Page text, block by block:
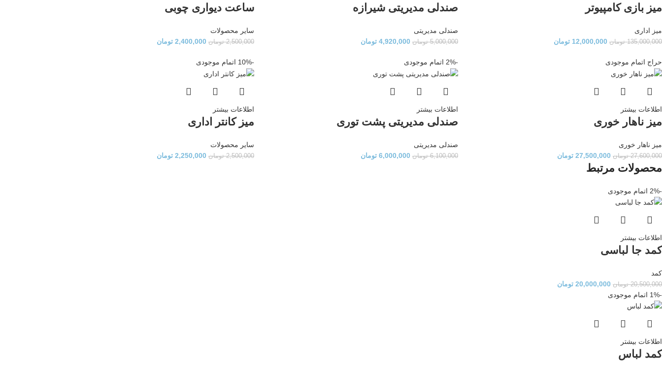
میز بازی کامپیوتر
میز اداری
135,000,000 تومان 12,000,000 تومان
صندلی مدیریتی شیرازه
صندلی مدیریتی
5,000,000 تومان 4,920,000 تومان
ساعت دیواری چوبی
سایر محصولات
2,500,000 تومان 2,400,000 تومان
حراج اتمام موجودی
اطلاعات بیشتر
میز ناهار خوری
میز ناهار خوری
27,600,000 تومان 27,500,000 تومان
-2% اتمام موجودی
اطلاعات بیشتر
صندلی مدیریتی پشت توری
صندلی مدیریتی
6,100,000 تومان 6,000,000 تومان
-10% اتمام موجودی
اطلاعات بیشتر
میز کانتر اداری
سایر محصولات
2,500,000 تومان 2,250,000 تومان
محصولات مرتبط
-2% اتمام موجودی
اطلاعات بیشتر
کمد جا لباسی
کمد
20,500,000 تومان 20,000,000 تومان
-1%
اتمام موجودی
اطلاعات بیشتر
کمد لباس